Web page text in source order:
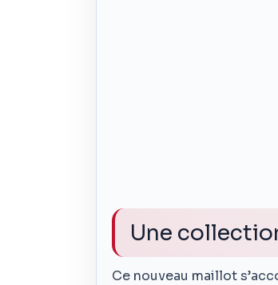
Une
Ce nouveau maillot